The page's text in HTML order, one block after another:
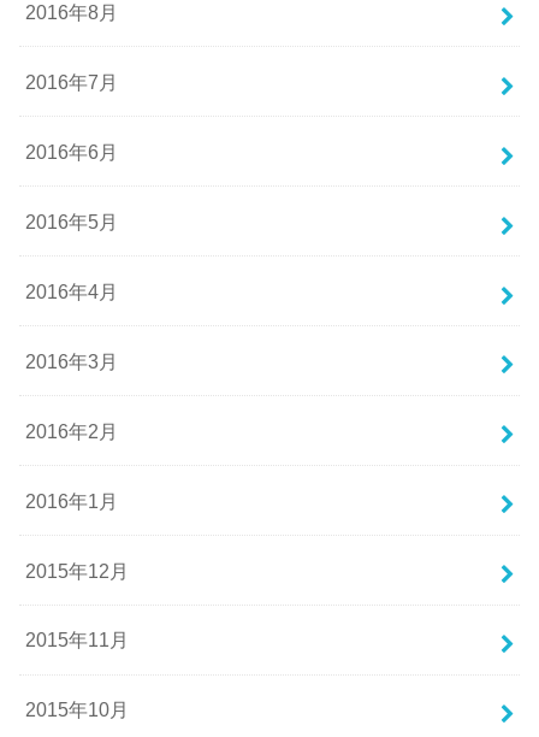
2016年8月
2016年7月
2016年6月
2016年5月
2016年4月
2016年3月
2016年2月
2016年1月
2015年12月
2015年11月
2015年10月